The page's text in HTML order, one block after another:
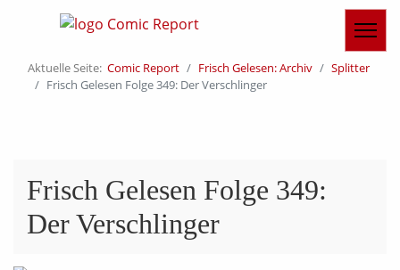
Aktuelle Seite: Comic Report Frisch Gelesen: Archiv
Splitter
Frisch Gelesen Folge 349: Der Verschlinger
Frisch Gelesen Folge 349:
Der Verschlinger